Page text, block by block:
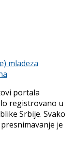
mladeza
portala
registrovano u
Srbije. Svako
je